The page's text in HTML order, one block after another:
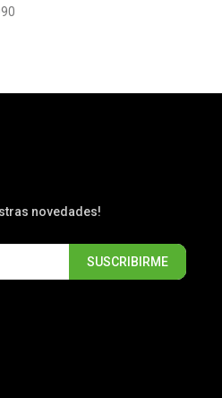
novedades!
SUSCRIBIRME